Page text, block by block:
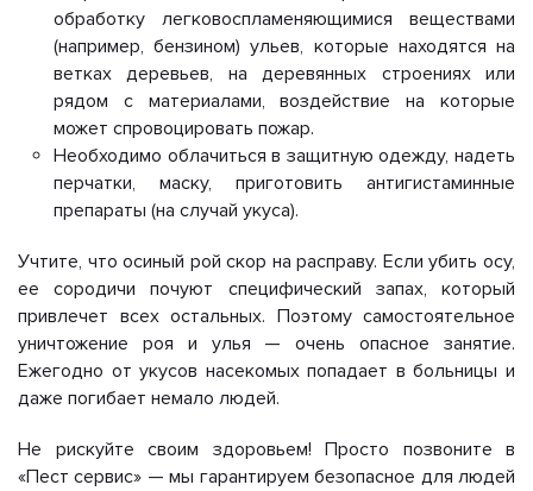
обработку легковоспламеняющимися веществами
(например, бензином) ульев, которые находятся на
ветках деревьев, на деревянных строениях или
рядом с материалами, воздействие на которые
может спровоцировать пожар.
Необходимо облачиться в защитную одежду, надеть
перчатки, маску, приготовить антигистаминные
препараты (на случай укуса).
Учтите, что осиный рой скор на расправу. Если убить осу,
ее сородичи почуют специфический запах, который
привлечет всех остальных. Поэтому самостоятельное
уничтожение роя и улья — очень опасное занятие.
Ежегодно от укусов насекомых попадает в больницы и
даже погибает немало людей.
Не рискуйте своим здоровьем! Просто позвоните в
«Пест сервис» — мы гарантируем безопасное для людей